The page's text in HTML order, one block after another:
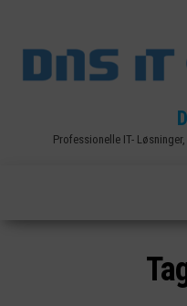
Professionelle IT-